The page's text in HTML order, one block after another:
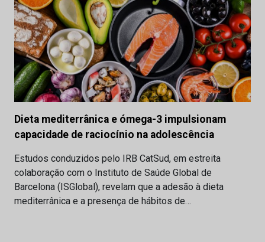
Dieta mediterrânica e ómega-3 impulsionam
capacidade de raciocínio na adolescência
Estudos conduzidos pelo IRB CatSud, em estreita
colaboração com o Instituto de Saúde Global de
Barcelona (ISGlobal), revelam que a adesão à dieta
mediterrânica e a presença de hábitos de…